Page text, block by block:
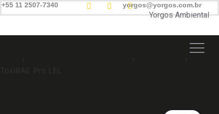
+55 11 2507-7340 yorgos@yorgos.com.br
ToxiRAE Pro LEL
Yorgos Ambiental